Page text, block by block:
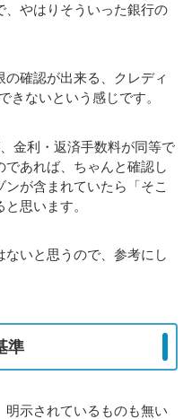
、やはりそういった銀行の
確認が出来る、クレディ
きないという感じです。
金利・返済手数料が同等で
あれば、ちゃんと確認し
が含まれていたら「そこ
思います。
いと思うので、参考にし
準
明示されているものも無い